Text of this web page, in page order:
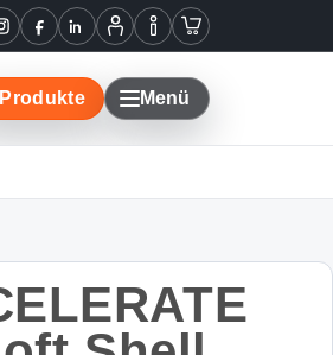
Mein
Konto
Informationen
Warenkorb
Instagram
FacebookLinkedIn
Produkte Menü